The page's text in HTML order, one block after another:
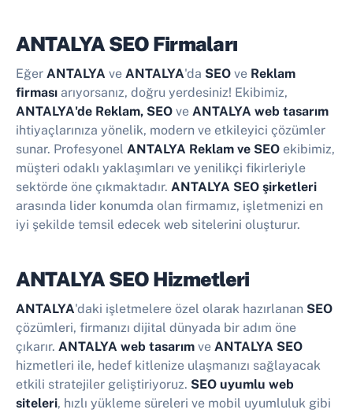
ANTALYA SEO Firmaları
Eğer ANTALYA ve ANTALYA'da SEO ve Reklam
firması arıyorsanız, doğru yerdesiniz! Ekibimiz,
ANTALYA'de Reklam, SEO ve ANTALYA web tasarım
ihtiyaçlarınıza yönelik, modern ve etkileyici çözümler
sunar. Profesyonel ANTALYA Reklam ve SEO ekibimiz,
müşteri odaklı yaklaşımları ve yenilikçi fikirleriyle
sektörde öne çıkmaktadır. ANTALYA SEO şirketleri
arasında lider konumda olan firmamız, işletmenizi en
iyi şekilde temsil edecek web sitelerini oluşturur.
ANTALYA SEO Hizmetleri
ANTALYA'daki işletmelere özel olarak hazırlanan SEO
çözümleri, firmanızı dijital dünyada bir adım öne
çıkarır. ANTALYA web tasarım ve ANTALYA SEO
hizmetleri ile, hedef kitlenize ulaşmanızı sağlayacak
etkili stratejiler geliştiriyoruz. SEO uyumlu web
siteleri, hızlı yükleme süreleri ve mobil uyumluluk gibi